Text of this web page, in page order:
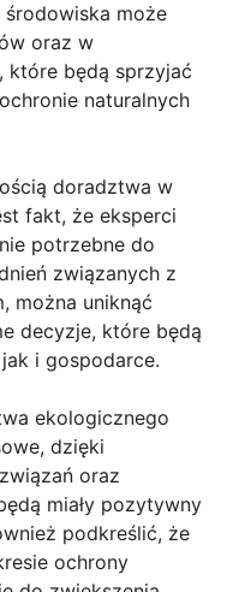
może
oraz w
które będą sprzyjać
naturalnych
doradztwa w
fakt, że eksperci
potrzebne do
związanych z
można uniknąć
decyzje, które będą
i gospodarce.
ekologicznego
dzięki
oraz
miały pozytywny
podkreślić, że
ochrony